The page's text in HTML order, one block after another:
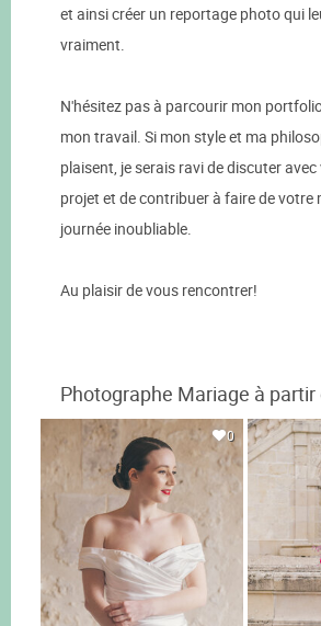
et ainsi créer un reportage photo qui
vraiment.
N'hésitez pas à parcourir mon
mon travail. Si mon style et ma
plaisent, je serais ravi de discuter
projet et de contribuer à faire de votre
journée inoubliable.
Au plaisir de vous rencontrer!
Photographe Mariage à partir
0